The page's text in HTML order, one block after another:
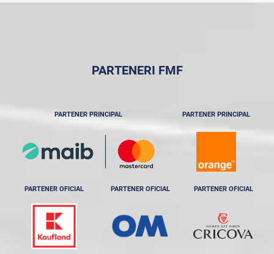
PARTENERI FMF
PARTENER PRINCIPAL PARTENER PRINCIPAL
PARTENER OFICIAL PARTENER OFICIAL PARTENER OFICIAL